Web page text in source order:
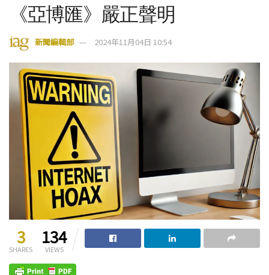
《亞博匯》嚴正聲明
新聞編輯部 2024年11月04日 10:54
3
SHARES
134
VIEWS